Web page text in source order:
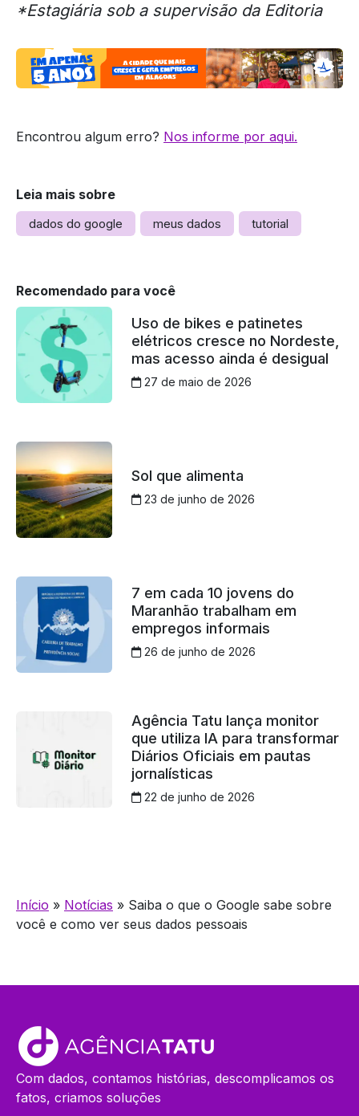
*Estagiária sob a supervisão da Editoria
Encontrou algum erro? Nos informe por aqui.
Leia mais sobre
dados do google meus dados tutorial
Recomendado para você
Uso de bikes e patinetes
elétricos cresce no Nordeste,
mas acesso ainda é desigual
27 de maio de 2026
Sol que alimenta
23 de junho de 2026
7 em cada 10 jovens do
Maranhão trabalham em
empregos informais
26 de junho de 2026
Agência Tatu lança monitor
que utiliza IA para transformar
Diários Oficiais em pautas
jornalísticas
22 de junho de 2026
Início » Notícias » Saiba o que o Google sabe sobre
você e como ver seus dados pessoais
Com dados, contamos histórias, descomplicamos os
fatos, criamos soluções